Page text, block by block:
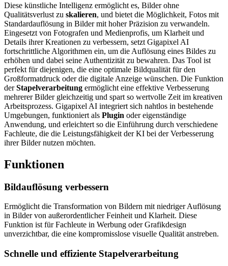
Diese künstliche Intelligenz ermöglicht es, Bilder ohne
Qualitätsverlust zu skalieren, und bietet die Möglichkeit, Fotos mit
Standardauflösung in Bilder mit hoher Präzision zu verwandeln.
Eingesetzt von Fotografen und Medienprofis, um Klarheit und
Details ihrer Kreationen zu verbessern, setzt Gigapixel AI
fortschrittliche Algorithmen ein, um die Auflösung eines Bildes zu
erhöhen und dabei seine Authentizität zu bewahren. Das Tool ist
perfekt für diejenigen, die eine optimale Bildqualität für den
Großformatdruck oder die digitale Anzeige wünschen. Die Funktion
derStapelverarbeitung ermöglicht eine effektive Verbesserung
mehrerer Bilder gleichzeitig und spart so wertvolle Zeit im kreativen
Arbeitsprozess. Gigapixel AI integriert sich nahtlos in bestehende
Umgebungen, funktioniert als Plugin oder eigenständige
Anwendung, und erleichtert so die Einführung durch verschiedene
Fachleute, die die Leistungsfähigkeit der KI bei der Verbesserung
ihrer Bilder nutzen möchten.
Funktionen
Bildauflösung verbessern
Ermöglicht die Transformation von Bildern mit niedriger Auflösung
in Bilder von außerordentlicher Feinheit und Klarheit. Diese
Funktion ist für Fachleute in Werbung oder Grafikdesign
unverzichtbar, die eine kompromisslose visuelle Qualität anstreben.
Schnelle und effiziente Stapelverarbeitung